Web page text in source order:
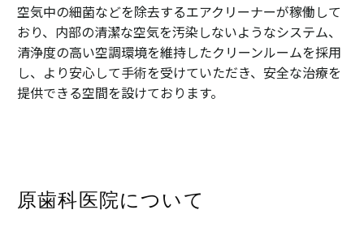
空気中の細菌などを除去するエアクリーナーが稼働して
おり、内部の清潔な空気を汚染しないようなシステム、
清浄度の高い空調環境を維持したクリーンルームを採用
し、より安心して手術を受けていただき、安全な治療を
提供できる空間を設けております。
原歯科医院について